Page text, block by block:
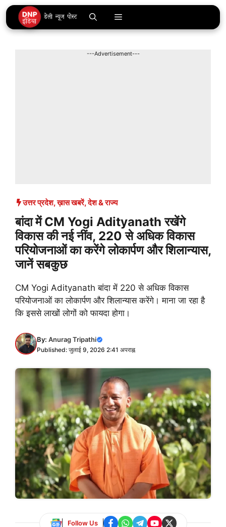
Skip
to
content
Menu
---Advertisement---
उत्तर प्रदेश,ख़ास खबरें,देश & राज्य
बांदा में CM Yogi Adityanath रखेंगे
विकास की नई नींव, 220 से अधिक विकास
परियोजनाओं का करेंगे लोकार्पण और शिलान्यास,
जानें सबकुछ
CM Yogi Adityanath बांदा में 220 से अधिक विकास
परियोजनाओं का लोकार्पण और शिलान्यास करेंगे। माना जा रहा है
कि इससे लाखों लोगों को फायदा होगा।
By: Anurag Tripathi
Published: जुलाई 9, 2026 2:41 अपराह्न
Follow Us